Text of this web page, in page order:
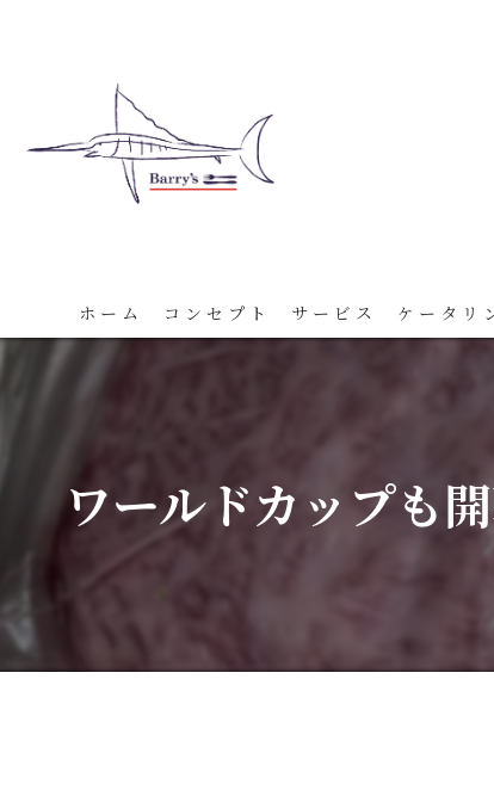
ホーム コンセプト サービス ケータリ
ワールドカップも